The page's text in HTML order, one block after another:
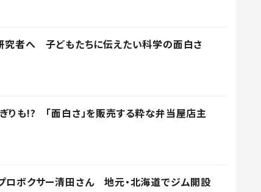
究者へ 子どもたちに伝えたい科学の面白さ
りも!? 「面白さ」を販売する粋な弁当屋店主
ロボクサー清田さん 地元・北海道でジム開設